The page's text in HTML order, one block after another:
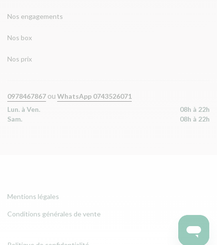
Nos engagements
Nos box
Nos prix
0978467867 ou WhatsApp 0743526071
Lun. à Ven.
08h à 22h
Sam.
08h à 22h
Mentions légales
Conditions générales de vente